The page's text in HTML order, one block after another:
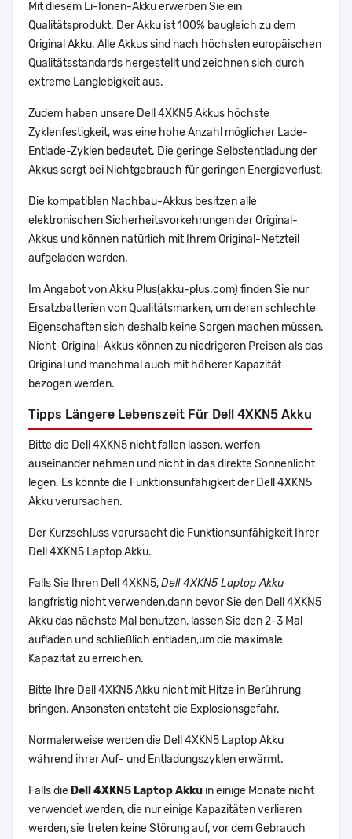
Mit diesem Li-Ionen-Akku erwerben Sie ein
Qualitätsprodukt. Der Akku ist 100% baugleich zu dem
Original Akku. Alle Akkus sind nach höchsten europäischen
Qualitätsstandards hergestellt und zeichnen sich durch
extreme Langlebigkeit aus.
Zudem haben unsere Dell 4XKN5 Akkus höchste
Zyklenfestigkeit, was eine hohe Anzahl möglicher Lade-
Entlade-Zyklen bedeutet. Die geringe Selbstentladung der
Akkus sorgt bei Nichtgebrauch für geringen Energieverlust.
Die kompatiblen Nachbau-Akkus besitzen alle
elektronischen Sicherheitsvorkehrungen der Original-
Akkus und können natürlich mit Ihrem Original-Netzteil
aufgeladen werden.
Im Angebot von Akku Plus(akku-plus.com) finden Sie nur
Ersatzbatterien von Qualitätsmarken, um deren schlechte
Eigenschaften sich deshalb keine Sorgen machen müssen.
Nicht-Original-Akkus können zu niedrigeren Preisen als das
Original und manchmal auch mit höherer Kapazität
bezogen werden.
Tipps Längere Lebenszeit Für Dell 4XKN5 Akku
Bitte die Dell 4XKN5 nicht fallen lassen, werfen
auseinander nehmen und nicht in das direkte Sonnenlicht
legen. Es könnte die Funktionsunfähigkeit der Dell 4XKN5
Akku verursachen.
Der Kurzschluss verursacht die Funktionsunfähigkeit Ihrer
Dell 4XKN5 Laptop Akku.
Falls Sie Ihren Dell 4XKN5,Dell 4XKN5 Laptop Akku
langfristig nicht verwenden,dann bevor Sie den Dell 4XKN5
Akku das nächste Mal benutzen, lassen Sie den 2-3 Mal
aufladen und schließlich entladen,um die maximale
Kapazität zu erreichen.
Bitte Ihre Dell 4XKN5 Akku nicht mit Hitze in Berührung
bringen. Ansonsten entsteht die Explosionsgefahr.
Normalerweise werden die Dell 4XKN5 Laptop Akku
während ihrer Auf- und Entladungszyklen erwärmt.
Falls die Dell 4XKN5 Laptop Akku in einige Monate nicht
verwendet werden, die nur einige Kapazitäten verlieren
werden, sie treten keine Störung auf, vor dem Gebrauch